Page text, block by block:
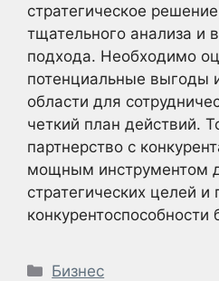
стратегическое
тщательного анализа и
подхода. Необходимо
потенциальные выгоды
области для
четкий план действий.
партнерство с
мощным инструментом
стратегических целей
конкурентоспособности
Рубрики
Бизнес